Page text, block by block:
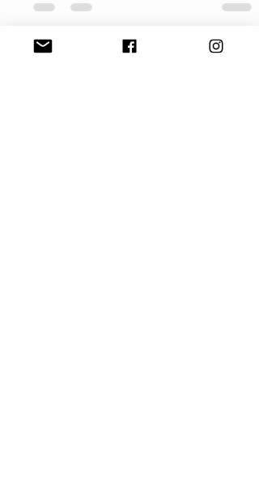
นิวยอร์ค เดอะ เซนต์ รีจิส กรุงเทพฯ
The St. Regis Bangkok อิ่มเอมประสบการณ์ ณ
โรงแรมระดับตำนานแห่งนิวยอร์ค วันนี้เราจะพา